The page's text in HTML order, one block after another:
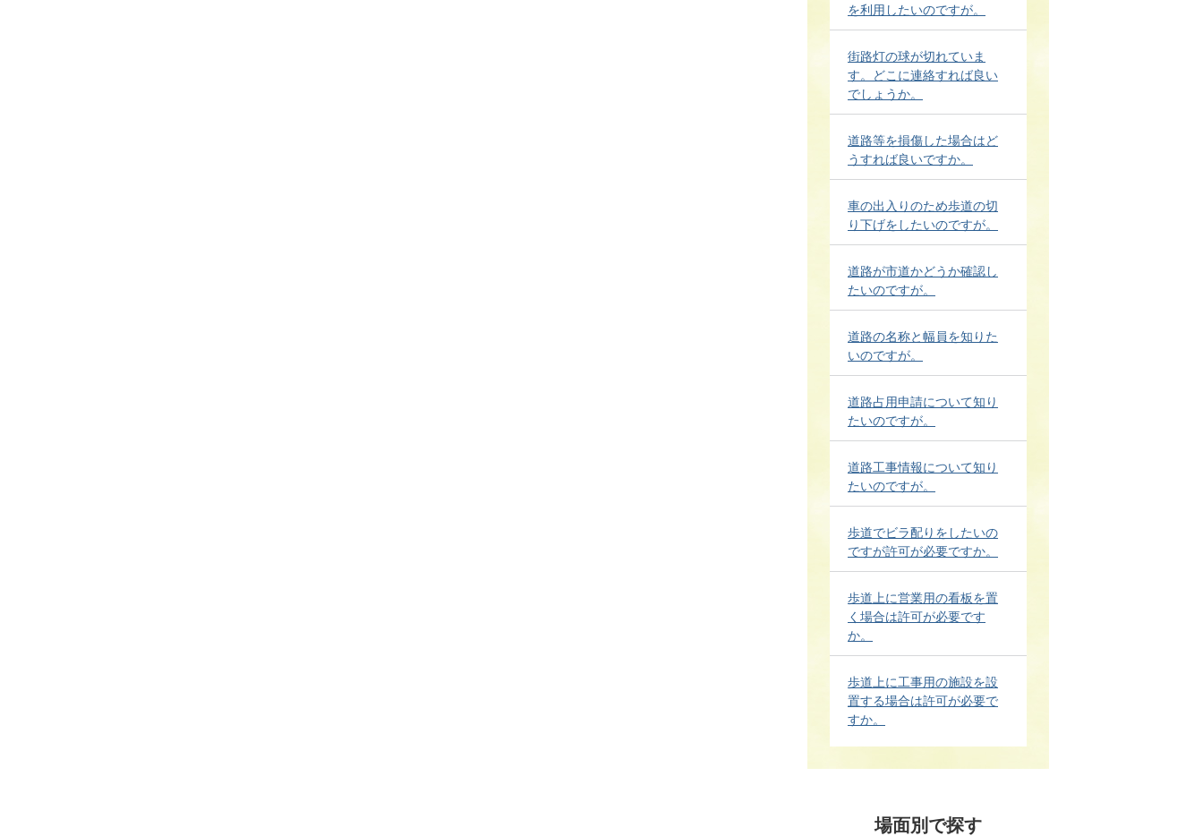
を利用したいのですが。
街路灯の球が切れていま
す。どこに連絡すれば良い
でしょうか。
道路等を損傷した場合はど
うすれば良いですか。
車の出入りのため歩道の切
り下げをしたいのですが。
道路が市道かどうか確認し
たいのですが。
道路の名称と幅員を知りた
いのですが。
道路占用申請について知り
たいのですが。
道路工事情報について知り
たいのですが。
歩道でビラ配りをしたいの
ですが許可が必要ですか。
歩道上に営業用の看板を置
く場合は許可が必要です
か。
歩道上に工事用の施設を設
置する場合は許可が必要で
すか。
場面別で探す